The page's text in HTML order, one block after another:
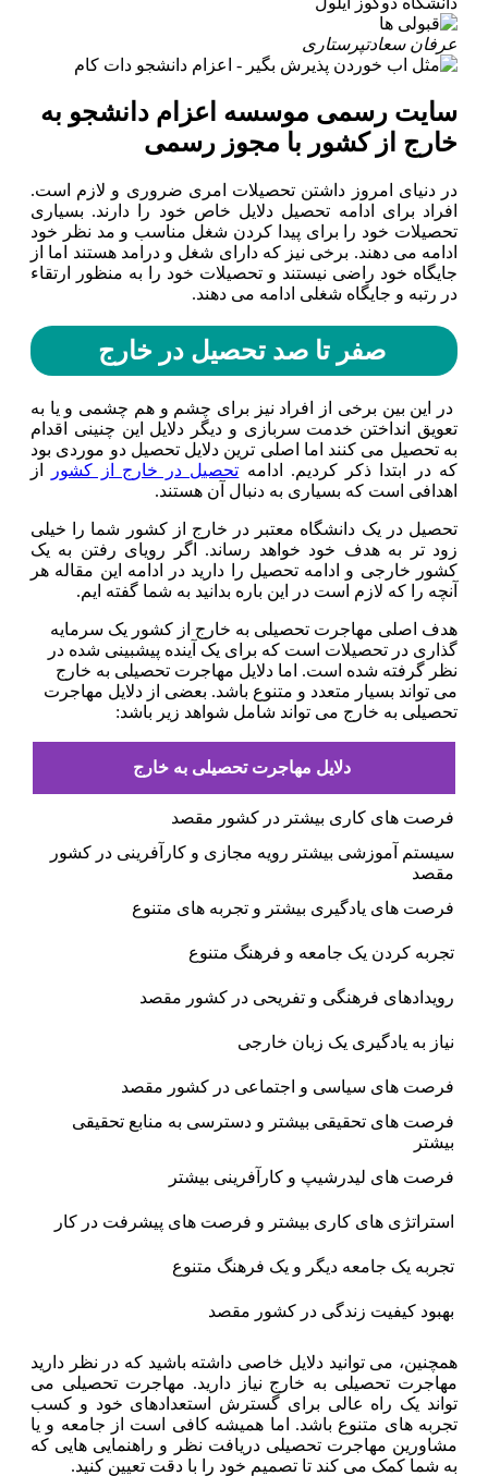
عرفان سعادتپرستاری
سایت رسمی موسسه اعزام دانشجو به
خارج از کشور با مجوز رسمی
در دنیای امروز داشتن تحصیلات امری ضروری و لازم است.
افراد برای ادامه تحصیل دلایل خاص خود را دارند. بسیاری
تحصیلات خود را برای پیدا کردن شغل مناسب و مد نظر خود
ادامه می دهند. برخی نیز که دارای شغل و درامد هستند اما از
جایگاه خود راضی نیستند و تحصیلات خود را به منظور ارتقاء
در رتبه و جایگاه شغلی ادامه می دهند.
صفر تا صد تحصیل در خارج
در این بین برخی از افراد نیز برای چشم و هم چشمی و یا به
تعویق انداختن خدمت سربازی و دیگر دلایل این چنینی اقدام
به تحصیل می کنند اما اصلی ترین دلایل تحصیل دو موردی بود
که در ابتدا ذکر کردیم. ادامه تحصیل در خارج از کشور
از
اهدافی است که بسیاری به دنبال آن هستند.
تحصیل در یک دانشگاه معتبر در خارج از کشور شما را خیلی
زود تر به هدف خود خواهد رساند. اگر رویای رفتن به یک
کشور خارجی و ادامه تحصیل را دارید در ادامه این مقاله هر
آنچه را که لازم است در این باره بدانید به شما گفته ایم.
هدف اصلی مهاجرت تحصیلی به خارج از کشور یک سرمایه
گذاری در تحصیلات است که برای یک آینده پیشبینی شده در
نظر گرفته شده است. اما دلایل مهاجرت تحصیلی به خارج
می تواند بسیار متعدد و متنوع باشد. بعضی از دلایل مهاجرت
تحصیلی به خارج می تواند شامل شواهد زیر باشد:
دلایل مهاجرت تحصیلی به خارج
فرصت های کاری بیشتر در کشور مقصد
سیستم آموزشی بیشتر رویه مجازی و کارآفرینی در کشور
مقصد
فرصت های یادگیری بیشتر و تجربه های متنوع
تجربه کردن یک جامعه و فرهنگ متنوع
رویدادهای فرهنگی و تفریحی در کشور مقصد
نیاز به یادگیری یک زبان خارجی
فرصت های سیاسی و اجتماعی در کشور مقصد
فرصت های تحقیقی بیشتر و دسترسی به منابع تحقیقی
بیشتر
فرصت های لیدرشیپ و کارآفرینی بیشتر
استراتژی های کاری بیشتر و فرصت های پیشرفت در کار
تجربه یک جامعه دیگر و یک فرهنگ متنوع
بهبود کیفیت زندگی در کشور مقصد
همچنین، می توانید دلایل خاصی داشته باشید که در نظر دارید
مهاجرت تحصیلی به خارج نیاز دارید. مهاجرت تحصیلی می
تواند یک راه عالی برای گسترش استعدادهای خود و کسب
تجربه های متنوع باشد. اما همیشه کافی است از جامعه و یا
مشاورین مهاجرت تحصیلی دریافت نظر و راهنمایی هایی که
به شما کمک می کند تا تصمیم خود را با دقت تعیین کنید.